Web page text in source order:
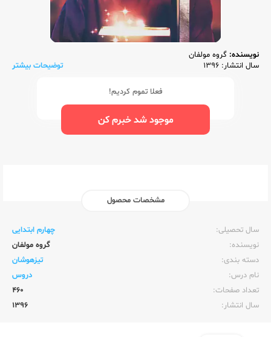
نویسنده: گروه مولفان
سال انتشار: 1396
توضیحات بیشتر
فعلا تموم کردیم!
موجود شد خبرم کن
مشخصات محصول
سال تحصیلی:‌
چهارم ابتدایی
نویسنده:‌
گروه مولفان
دسته بندی:
تیزهوشان
نام درس:
دروس
تعداد صفحات:‌
460
سال انتشار:‌
1396